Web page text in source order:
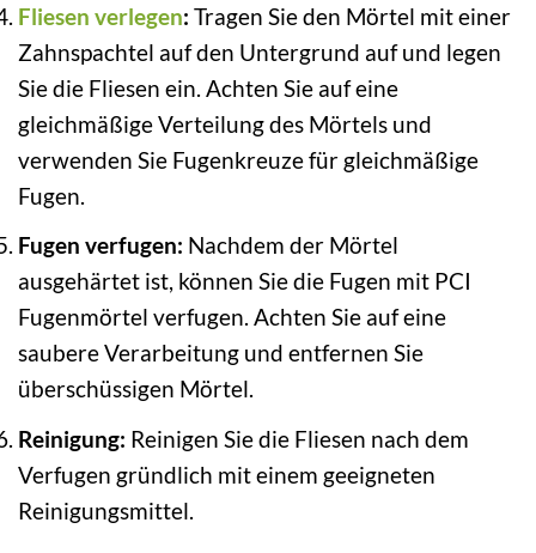
Fliesen verlegen: Tragen Sie den Mörtel mit einer
Zahnspachtel auf den Untergrund auf und legen
Sie die Fliesen ein. Achten Sie auf eine
gleichmäßige Verteilung des Mörtels und
verwenden Sie Fugenkreuze für gleichmäßige
Fugen.
Fugen verfugen: Nachdem der Mörtel
ausgehärtet ist, können Sie die Fugen mit PCI
Fugenmörtel verfugen. Achten Sie auf eine
saubere Verarbeitung und entfernen Sie
überschüssigen Mörtel.
Reinigung: Reinigen Sie die Fliesen nach dem
Verfugen gründlich mit einem geeigneten
Reinigungsmittel.